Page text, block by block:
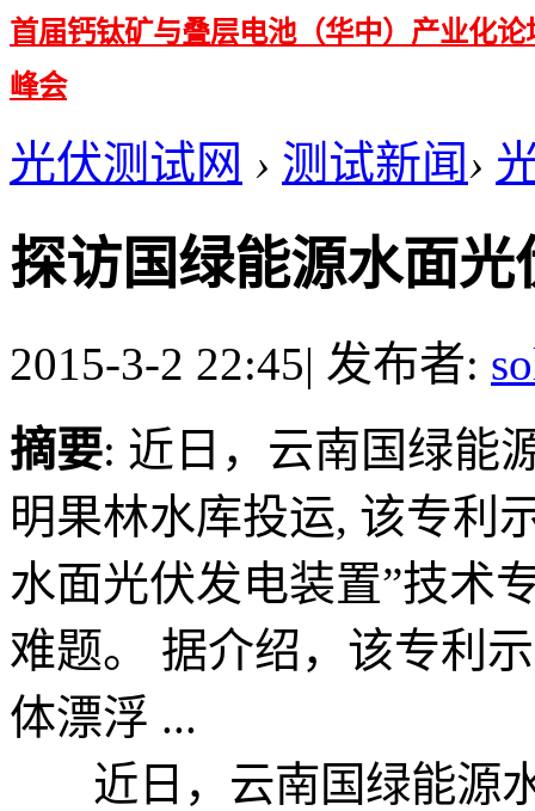
首届钙钛矿与叠层电池（华中）产业化论
峰会
光伏测试网 › 测试新闻›
探访国绿能源水面
2015-3-2 22:45| 发布者:
摘要: 近日，云南国绿能
明果林水库投运, 该专利
水面光伏发电装置”技术
难题。 据介绍，该专利
体漂浮 ...
近日，云南国绿能源水